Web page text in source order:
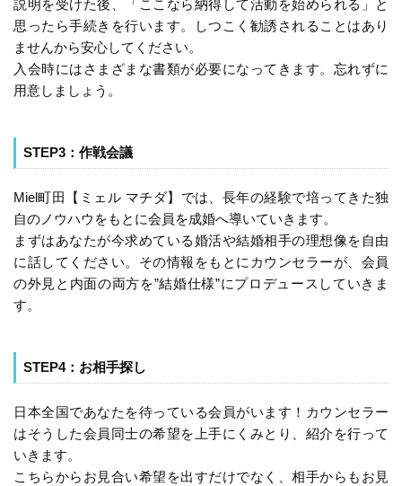
説明を受けた後、「ここなら納得して活動を始められる」と
思ったら手続きを行います。しつこく勧誘されることはあり
ませんから安心してください。
入会時にはさまざまな書類が必要になってきます。忘れずに
用意しましょう。
STEP3：作戦会議
Miel町田【ミェル マチダ】では、長年の経験で培ってきた独
自のノウハウをもとに会員を成婚へ導いていきます。
まずはあなたが今求めている婚活や結婚相手の理想像を自由
に話してください。その情報をもとにカウンセラーが、会員
の外見と内面の両方を”結婚仕様”にプロデュースしていきま
す。
STEP4：お相手探し
日本全国であなたを待っている会員がいます！カウンセラー
はそうした会員同士の希望を上手にくみとり、紹介を行って
いきます。
こちらからお見合い希望を出すだけでなく、相手からもお見